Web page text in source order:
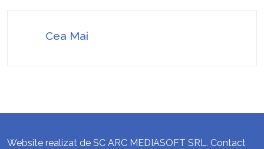
Cea Mai
Website realizat de SC ARC MEDIASOFT SRL. Contact